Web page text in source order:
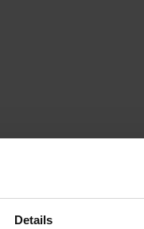
Details
w 2010 roku do
do warunków
w odcieniach